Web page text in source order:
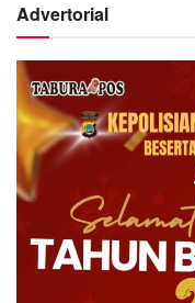
Advertorial